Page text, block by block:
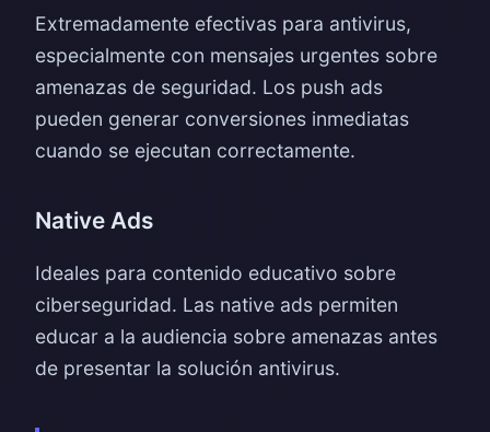
Extremadamente efectivas para antivirus,
especialmente con mensajes urgentes sobre
amenazas de seguridad. Los push ads
pueden generar conversiones inmediatas
cuando se ejecutan correctamente.
Native Ads
Ideales para contenido educativo sobre
ciberseguridad. Las native ads permiten
educar a la audiencia sobre amenazas antes
de presentar la solución antivirus.